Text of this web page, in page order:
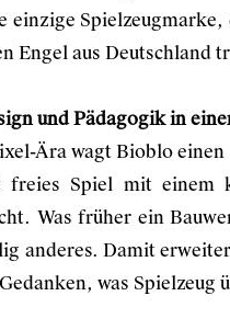
einzige
Engel aus Deutschland
und Pädagogik in
Ära wagt Bioblo
freies Spiel mit einem
Was früher ein
anderes. Damit
was Spielzeug